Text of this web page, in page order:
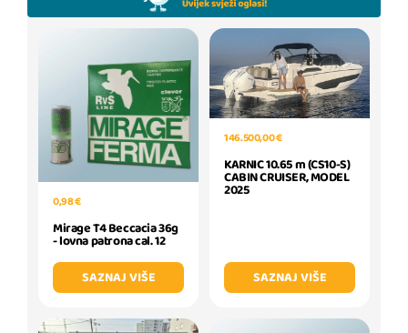
0,98 €
Mirage T4 Beccacia 36g
- lovna patrona cal. 12
SAZNAJ VIŠE
146.500,00 €
KARNIC 10.65 m (CS10-S)
CABIN CRUISER, MODEL
2025
SAZNAJ VIŠE